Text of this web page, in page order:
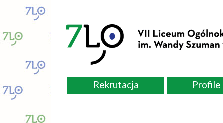
Rekrutacja Profile